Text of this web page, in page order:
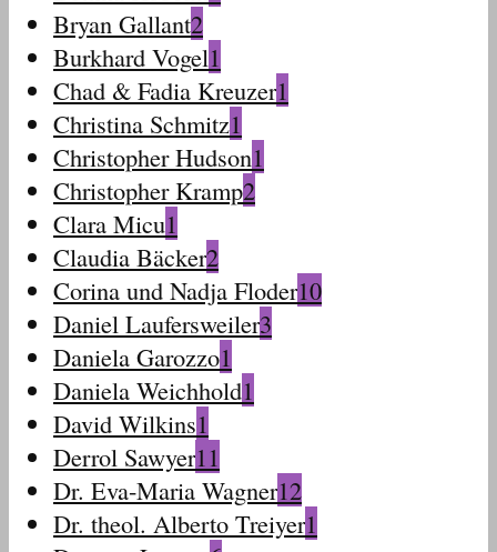
Bryan Gallant2
Burkhard Vogel1
Chad & Fadia Kreuzer1
Christina Schmitz1
Christopher Hudson1
Christopher Kramp2
Clara Micu1
Claudia Bäcker2
Corina und Nadja Floder10
Daniel Laufersweiler3
Daniela Garozzo1
Daniela Weichhold1
David Wilkins1
Derrol Sawyer11
Dr. Eva-Maria Wagner12
Dr. theol. Alberto Treiyer1